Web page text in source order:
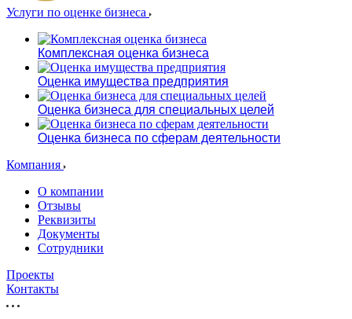
Услуги по оценке бизнеса
Комплексная оценка бизнеса
Оценка имущества предприятия
Оценка бизнеса для специальных целей
Оценка бизнеса по сферам деятельности
Компания
О компании
Отзывы
Реквизиты
Документы
Сотрудники
Проекты
Контакты